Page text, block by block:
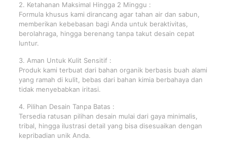
2. Ketahanan Maksimal Hingga 2 Minggu :
Formula khusus kami dirancang agar tahan air dan sabun,
memberikan kebebasan bagi Anda untuk beraktivitas,
berolahraga, hingga berenang tanpa takut desain cepat
luntur.
3. Aman Untuk Kulit Sensitif :
Produk kami terbuat dari bahan organik berbasis buah alami
yang ramah di kulit, bebas dari bahan kimia berbahaya dan
tidak menyebabkan iritasi.
4. Pilihan Desain Tanpa Batas :
Tersedia ratusan pilihan desain mulai dari gaya minimalis,
tribal, hingga ilustrasi detail yang bisa disesuaikan dengan
kepribadian unik Anda.